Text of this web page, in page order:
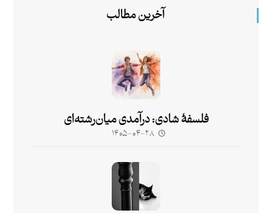
آخرین مطالب
فلسفۀ شادی: درآمدی میان‌رشته‌ای
۱۴۰۵-۰۴-۲۸